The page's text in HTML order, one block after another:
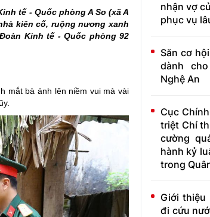
tế - Quốc phòng A So (xã A
kiên cố, ruộng nương xanh
Kinh tế - Quốc phòng 92
mắt bà ánh lên niềm vui mà vài
nhận vợ
phục vụ
Săn cơ
dành
Nghệ An
Cục
triệt Chỉ
cường
hành kỷ
trong
Giới thiệu
đi cứu